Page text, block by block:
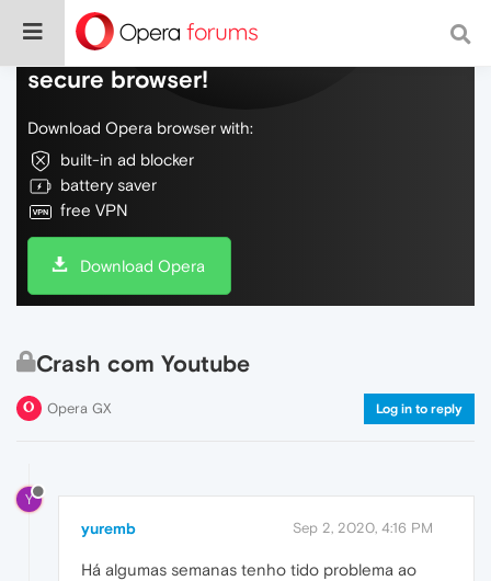
Do more on the web, with a fast and
secure browser!
Download Opera browser with:
built-in ad blocker
battery saver
free VPN
Download Opera
Crash com Youtube
Opera GX Log in to reply
Y
yuremb Sep 2, 2020, 4:16 PM
Há algumas semanas tenho tido problema ao